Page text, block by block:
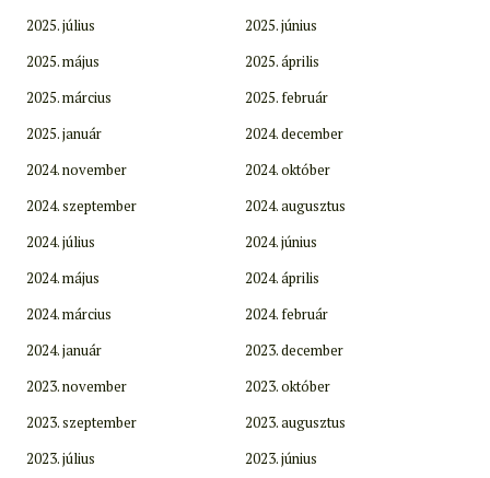
2025. július
2025. június
2025. május
2025. április
2025. március
2025. február
2025. január
2024. december
2024. november
2024. október
2024. szeptember
2024. augusztus
2024. július
2024. június
2024. május
2024. április
2024. március
2024. február
2024. január
2023. december
2023. november
2023. október
2023. szeptember
2023. augusztus
2023. július
2023. június